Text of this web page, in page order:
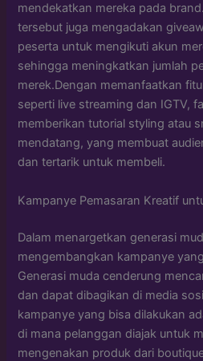
mendekatkan mereka pada
tersebut juga mengadakan
peserta untuk mengikuti akun
sehingga meningkatkan jumlah
merek.Dengan memanfaatkan
seperti live streaming dan IGTV,
memberikan tutorial styling atau
mendatang, yang membuat
dan tertarik untuk membeli.
Kampanye Pemasaran Kreatif
Dalam menargetkan generasi
mengembangkan kampanye
Generasi muda cenderung
dan dapat dibagikan di media
kampanye yang bisa dilakukan
di mana pelanggan diajak untuk
mengenakan produk dari